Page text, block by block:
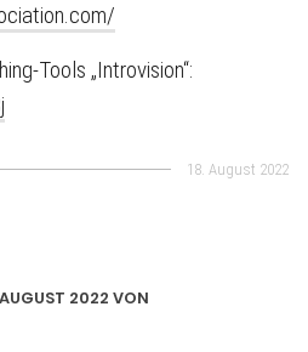
Tools „Introvision“:
18. August 2022
2022 VON